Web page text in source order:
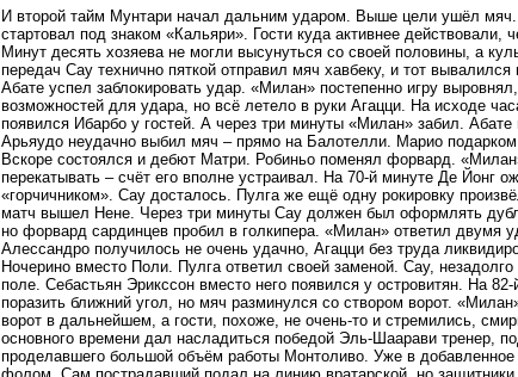
И второй тайм Мунтари начал дальним ударом. Выше цели ушёл
стартовал под знаком «Кальяри». Гости куда активнее
Минут десять хозяева не могли высунуться со своей половины, а
передач Сау технично пяткой отправил мяч хавбеку, и тот
Абате успел заблокировать удар. «Милан» постепенно игру
возможностей для удара, но всё летело в руки Агацци. На исходе
появился Ибарбо у гостей. А через три минуты «Милан» забил.
Арьяудо неудачно выбил мяч – прямо на Балотелли. Марио
Вскоре состоялся и дебют Матри. Робиньо поменял форвард.
перекатывать – счёт его вполне устраивал. На 70-й минуте Де Йонг
«горчичником». Сау досталось. Пулга же ещё одну рокировку
матч вышел Нене. Через три минуты Сау должен был оформлять
но форвард сардинцев пробил в голкипера. «Милан» ответил двумя
Алессандро получилось не очень удачно, Агацци без труда
Ночерино вместо Поли. Пулга ответил своей заменой. Сау,
поле. Себастьян Эрикссон вместо него появился у островитян. На
поразить ближний угол, но мяч разминулся со створом ворот.
ворот в дальнейшем, а гости, похоже, не очень-то и стремились,
основного времени дал насладиться победой Эль-Шаарави тренер,
проделавшего большой объём работы Монтоливо. Уже в